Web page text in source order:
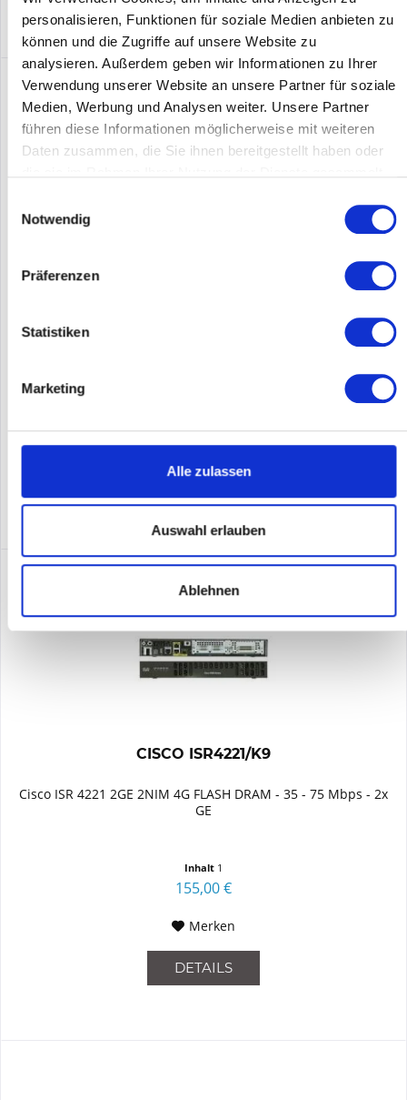
personalisieren, Funktionen für soziale Medien anbieten zu
können und die Zugriffe auf unsere Website zu
analysieren. Außerdem geben wir Informationen zu Ihrer
Verwendung unserer Website an unsere Partner für soziale
Medien, Werbung und Analysen weiter. Unsere Partner
führen diese Informationen möglicherweise mit weiteren
Daten zusammen, die Sie ihnen bereitgestellt haben oder
Notwendig
Präferenzen
Statistiken
Marketing
Alle zulassen
Auswahl erlauben
Ablehnen
Merken
DETAILS
CISCO ISR4221/K9
Cisco ISR 4221 2GE 2NIM 4G FLASH DRAM - 35 - 75 Mbps - 2x
GE
Inhalt 1
155,00 €
Merken
DETAILS